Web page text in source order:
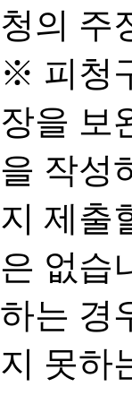
청의 주
※ 피청
장을 보
을 작성
지 제출
은 없습
하는 경
지 못하